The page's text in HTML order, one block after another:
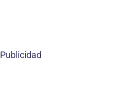
Publicidad